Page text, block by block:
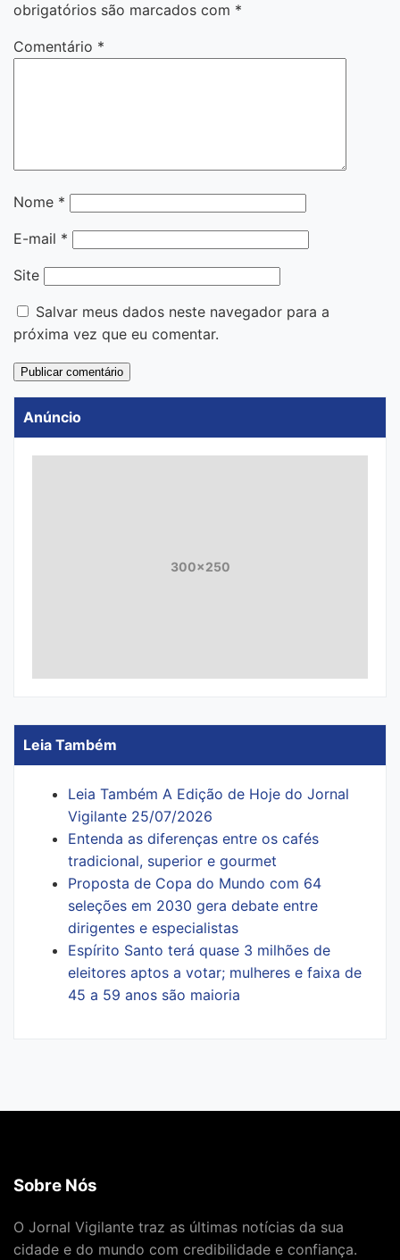
obrigatórios são marcados com *
Comentário *
Nome *
E-mail *
Site
Salvar meus dados neste navegador para a
próxima vez que eu comentar.
Anúncio
300x250
Leia Também
Leia Também A Edição de Hoje do Jornal
Vigilante 25/07/2026
Entenda as diferenças entre os cafés
tradicional, superior e gourmet
Proposta de Copa do Mundo com 64
seleções em 2030 gera debate entre
dirigentes e especialistas
Espírito Santo terá quase 3 milhões de
eleitores aptos a votar; mulheres e faixa de
45 a 59 anos são maioria
Sobre Nós
O Jornal Vigilante traz as últimas notícias da sua
cidade e do mundo com credibilidade e confiança.